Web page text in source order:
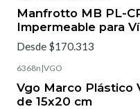
Manfrotto MB PL-
Impermeable para
Desde $170.313
6368n |VGO
Vgo Marco Plástico
de 15x20 cm